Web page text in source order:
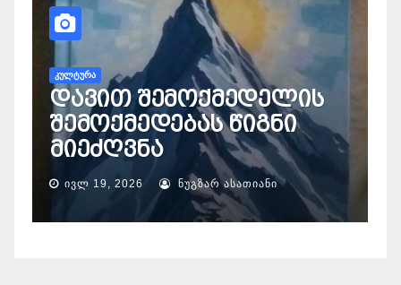
ᲙᲣᲚᲢᲣᲠᲐ
დავით შემოქმედელის
შემოქმედებას წიგნი
მიეძღვნა
ᲘᲕᲚ 19, 2026 ᲜᲣᲒᲖᲐᲠ ᲐᲡᲐᲗᲘᲐᲜᲘ